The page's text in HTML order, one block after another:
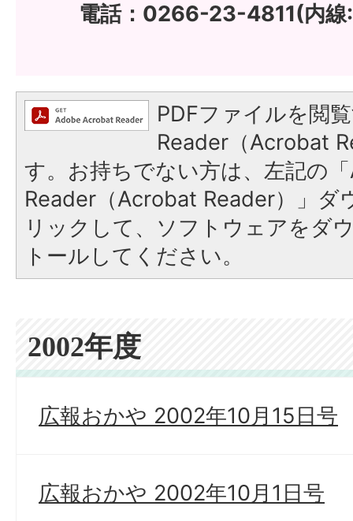
電話：0266-23-4811(内
PDFファイルを閲
Reader（Acrobat
す。お持ちでない方は、左記の
Reader（Acrobat Reader）」ダ
リックして、ソフトウェアをダ
トールしてください。
2002年度
広報おかや 2002年10月15日号
広報おかや 2002年10月1日号